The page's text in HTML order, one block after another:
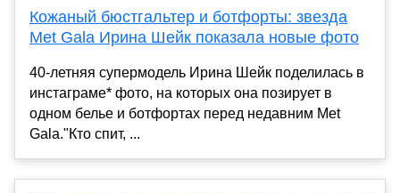
Кожаный бюстгальтер и ботфорты: звезда
Met Gala Ирина Шейк показала новые фото
40-летняя супермодель Ирина Шейк поделилась в
инстаграме* фото, на которых она позирует в
одном белье и ботфортах перед недавним Met
Gala."Кто спит, ...